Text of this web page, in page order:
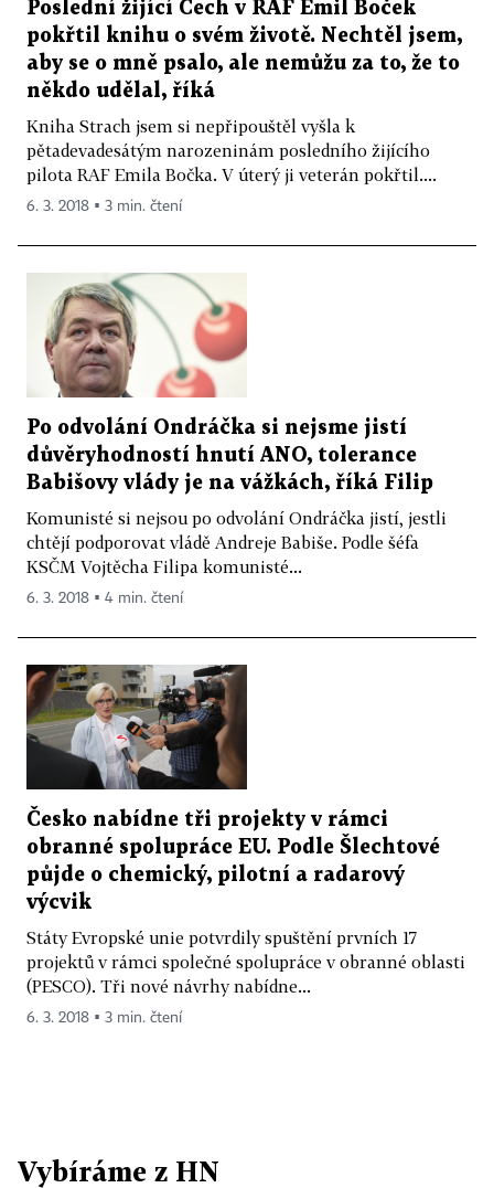
Poslední žijící Čech v RAF Emil Boček
pokřtil knihu o svém životě. Nechtěl jsem,
aby se o mně psalo, ale nemůžu za to, že to
někdo udělal, říká
Kniha Strach jsem si nepřipouštěl vyšla k
pětadevadesátým narozeninám posledního žijícího
pilota RAF Emila Bočka. V úterý ji veterán pokřtil....
6. 3. 2018 ▪ 3 min. čtení
Po odvolání Ondráčka si nejsme jistí
důvěryhodností hnutí ANO, tolerance
Babišovy vlády je na vážkách, říká Filip
Komunisté si nejsou po odvolání Ondráčka jistí, jestli
chtějí podporovat vládě Andreje Babiše. Podle šéfa
KSČM Vojtěcha Filipa komunisté...
6. 3. 2018 ▪ 4 min. čtení
Česko nabídne tři projekty v rámci
obranné spolupráce EU. Podle Šlechtové
půjde o chemický, pilotní a radarový
výcvik
Státy Evropské unie potvrdily spuštění prvních 17
projektů v rámci společné spolupráce v obranné oblasti
(PESCO). Tři nové návrhy nabídne...
6. 3. 2018 ▪ 3 min. čtení
Vybíráme z HN